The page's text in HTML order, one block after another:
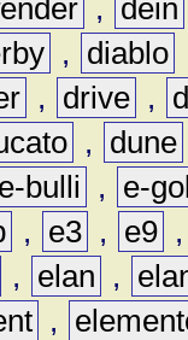
, dein
, diablo
, drive ,
, dune
e-bulli ,
e-
, e3 , e9
, elan ,
,